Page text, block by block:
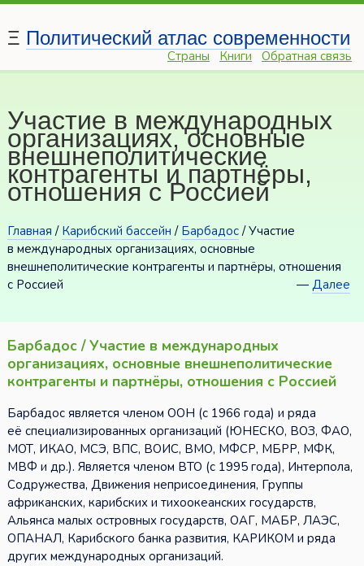
Ξ Политический атлас современности
Страны Книги Обратная связь
Участие в международных
организациях, основные
внешнеполитические
контрагенты и партнёры,
отношения с Россией
Главная / Карибский бассейн / Барбадос/ Участие
в международных организациях, основные
внешнеполитические контрагенты и партнёры, отношения
с Россией
—Далее
Барбадос / Участие в международных
организациях, основные внешнеполитические
контрагенты и партнёры, отношения с Россией
Барбадос является членом ООН (с 1966 года) и ряда
её специализированных организаций (ЮНЕСКО, ВОЗ, ФАО,
МОТ, ИКАО, МСЭ, ВПС, ВОИС, ВМО, МФСР, МБРР, МФК,
МВФ и др.). Является членом ВТО (с 1995 года), Интерпола,
Содружества, Движения неприсоединения, Группы
африканских, карибских и тихоокеанских государств,
Альянса малых островных государств, ОАГ, МАБР, ЛАЭС,
ОПАНАЛ, Карибского банка развития, КАРИКОМ и ряда
других международных организаций.